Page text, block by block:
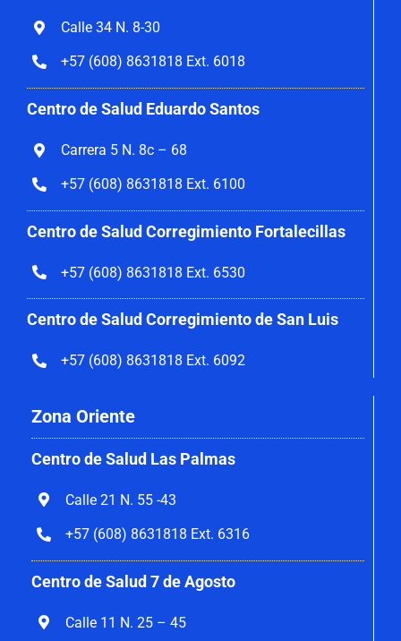
Calle 34 N. 8-30
+57 (608) 8631818 Ext. 6018
Centro de Salud Eduardo Santos
Carrera 5 N. 8c – 68
+57 (608) 8631818 Ext. 6100
Centro de Salud Corregimiento Fortalecillas
+57 (608) 8631818 Ext. 6530
Centro de Salud Corregimiento de San Luis
+57 (608) 8631818 Ext. 6092
Zona Oriente
Centro de Salud Las Palmas
Calle 21 N. 55 -43
+57 (608) 8631818 Ext. 6316
Centro de Salud 7 de Agosto
Calle 11 N. 25 – 45